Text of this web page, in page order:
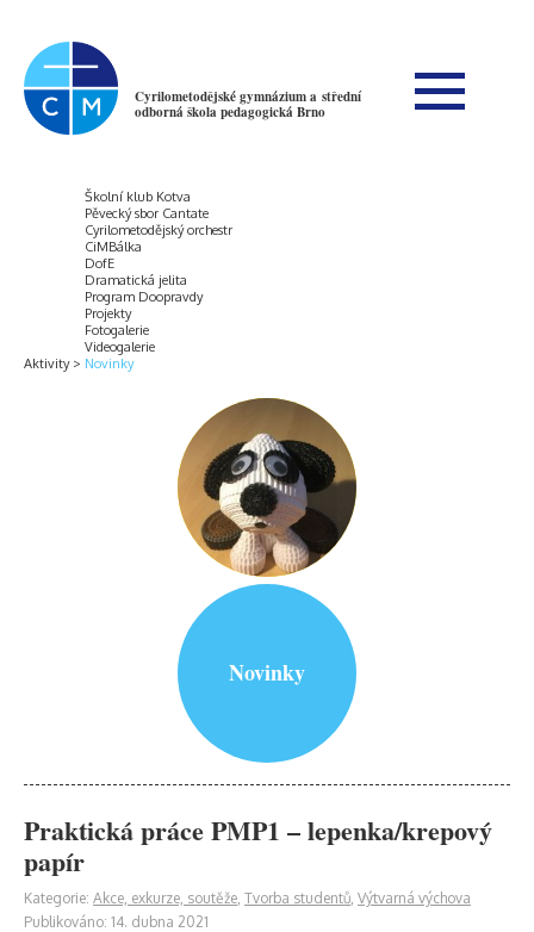
Cyrilometodějské gymnázium a střední
odborná škola pedagogická Brno
Aktivity
Školní klub Kotva
Pěvecký sbor Cantate
Cyrilometodějský orchestr
CiMBálka
DofE
Dramatická jelita
Program Doopravdy
Projekty
Fotogalerie
Videogalerie
Novinky
Novinky
Praktická práce PMP1 – lepenka/krepový
papír
Kategorie: Akce, exkurze, soutěže, Tvorba studentů, Výtvarná výchova
Publikováno: 14. dubna 2021